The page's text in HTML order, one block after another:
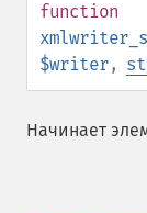
function
$writer,
Начинает